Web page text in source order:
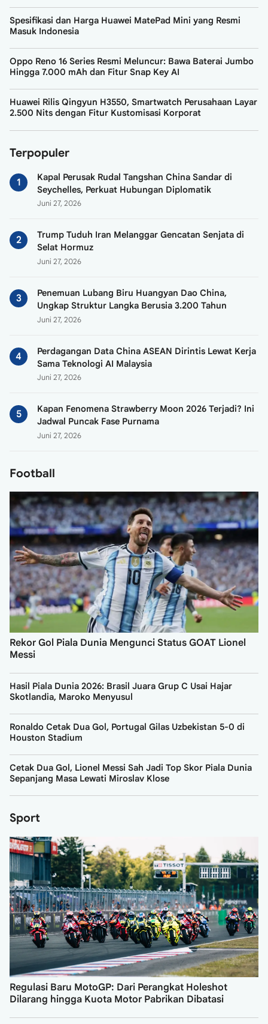
Spesifikasi dan Harga Huawei MatePad Mini yang Resmi
Masuk Indonesia
Oppo Reno 16 Series Resmi Meluncur: Bawa Baterai Jumbo
Hingga 7.000 mAh dan Fitur Snap Key AI
Huawei Rilis Qingyun H3550, Smartwatch Perusahaan Layar
2.500 Nits dengan Fitur Kustomisasi Korporat
Terpopuler
Kapal Perusak Rudal Tangshan China Sandar di
Seychelles, Perkuat Hubungan Diplomatik
Juni 27, 2026
Trump Tuduh Iran Melanggar Gencatan Senjata di
Selat Hormuz
Juni 27, 2026
Penemuan Lubang Biru Huangyan Dao China,
Ungkap Struktur Langka Berusia 3.200 Tahun
Juni 27, 2026
Perdagangan Data China ASEAN Dirintis Lewat Kerja
Sama Teknologi AI Malaysia
Juni 27, 2026
Kapan Fenomena Strawberry Moon 2026 Terjadi? Ini
Jadwal Puncak Fase Purnama
Juni 27, 2026
Football
Rekor Gol Piala Dunia Mengunci Status GOAT Lionel
Messi
Hasil Piala Dunia 2026: Brasil Juara Grup C Usai Hajar
Skotlandia, Maroko Menyusul
Ronaldo Cetak Dua Gol, Portugal Gilas Uzbekistan 5-0 di
Houston Stadium
Cetak Dua Gol, Lionel Messi Sah Jadi Top Skor Piala Dunia
Sepanjang Masa Lewati Miroslav Klose
Sport
Regulasi Baru MotoGP: Dari Perangkat Holeshot
Dilarang hingga Kuota Motor Pabrikan Dibatasi